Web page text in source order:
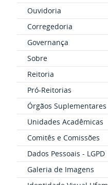
Ouvidoria
Corregedoria
Governança
Sobre
Reitoria
Pró-Reitorias
Órgãos Suplementares
Unidades Acadêmicas
Comitês e Comissões
Dados Pessoais - LGPD
Galeria de Imagens